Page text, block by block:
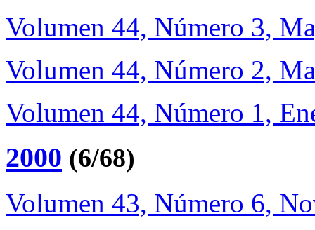
Volumen 44, Número 3,
Volumen 44, Número 2,
Volumen 44, Número 1,
2000 (6/68)
Volumen 43, Número 6,